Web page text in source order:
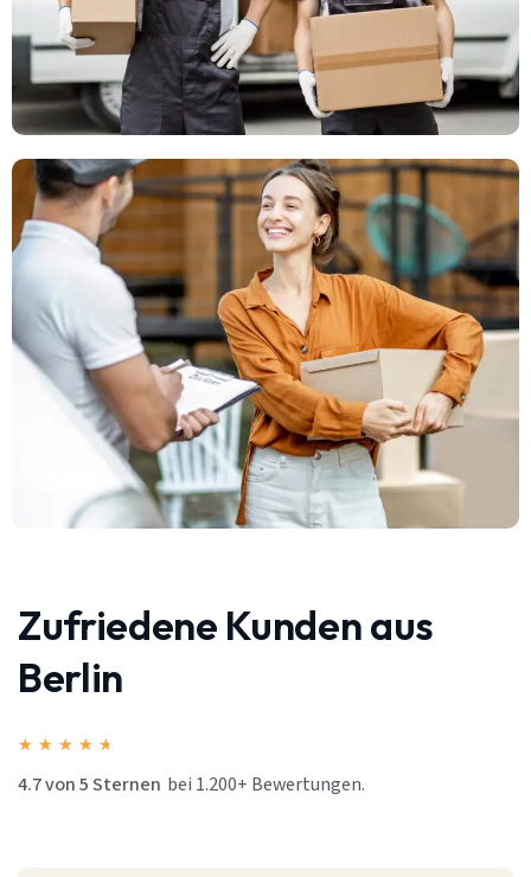
Zufriedene Kunden aus
Berlin
★ ★ ★ ★ ★
4.7 von 5 Sternen bei 1.200+ Bewertungen.